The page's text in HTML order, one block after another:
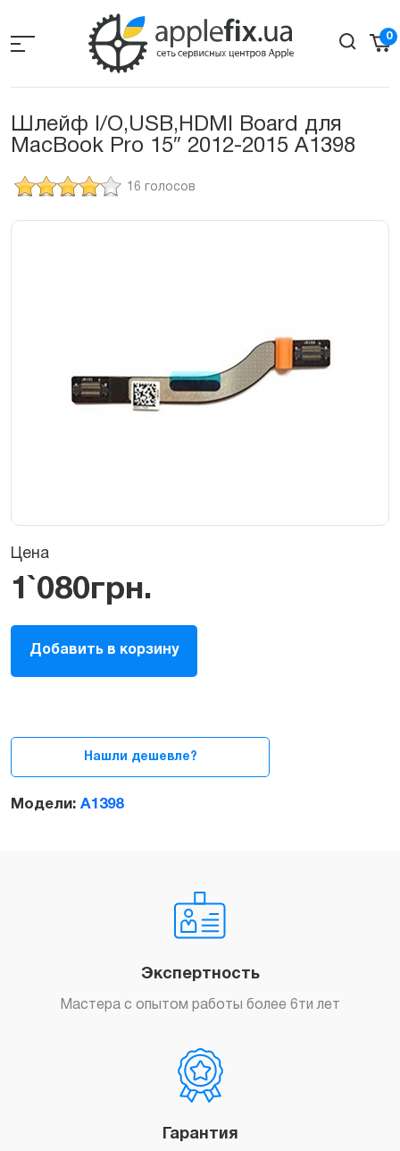
the
0
Шлейф I/O,USB,HDMI Board для
MacBook Pro 15″ 2012-2015 A1398
16 голосов
Цена
1`080грн.
Шлейф
I/O,USB,HDMI
Board
2012-
A1398
Добавить в корзину
Нашли дешевле?
Модели: A1398
Экспертность
Мастера с опытом работы более 6ти лет
Гарантия